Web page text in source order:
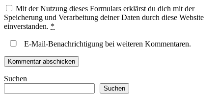
Mit der Nutzung dieses Formulars erklärst du dich mit der
Speicherung und Verarbeitung deiner Daten durch diese Website
einverstanden. *
E-Mail-Benachrichtigung bei weiteren Kommentaren.
Suchen
Suchen